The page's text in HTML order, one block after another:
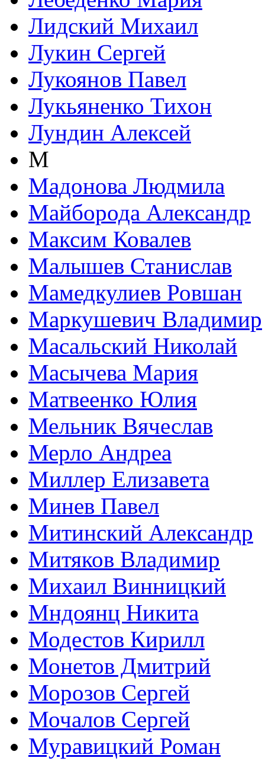
Лидский Михаил
Лукин Сергей
Лукоянов Павел
Лукьяненко Тихон
Лундин Алексей
М
Мадонова Людмила
Майборода Александр
Максим Ковалев
Малышев Станислав
Мамедкулиев Ровшан
Маркушевич Владимир
Масальский Николай
Масычева Мария
Матвеенко Юлия
Мельник Вячеслав
Мерло Андреа
Миллер Елизавета
Минев Павел
Митинский Александр
Митяков Владимир
Михаил Винницкий
Мндоянц Никита
Модестов Кирилл
Монетов Дмитрий
Морозов Сергей
Мочалов Сергей
Муравицкий Роман